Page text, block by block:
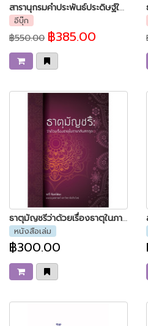
สารานุกรมคำประพันธ์ประดิษฐ์ใหม่
อีบุ๊ก
฿550.00 ฿385.00
ธาตุมัญชรีว่าด้วยเรื่องธาตุในภาษาสันสกฤต
หนังสือเล่ม
฿300.00